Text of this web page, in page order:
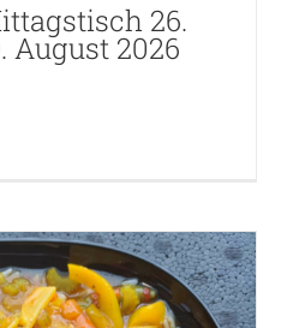
26.
August 2026